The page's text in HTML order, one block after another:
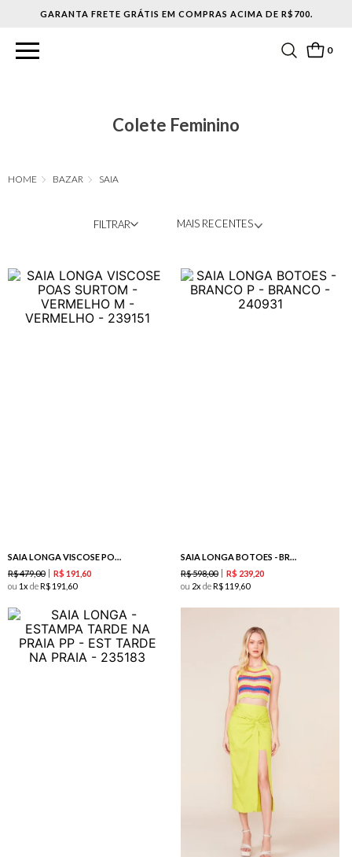
DE R$700.
0
Colete Feminino
BAZAR SAIA
FILTRAR MAIS RECENTES
SAIA LONGA VISCOSE POAS SURTOM -VERMELHO
R$479,00 R$ 191 60
ou 1 deR$ 191 60
SAIA LONGA BOTOES - BRANCO
R$598,00 R$ 239 20
ou 2 deR$ 119 60